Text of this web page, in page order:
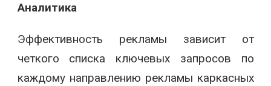
Аналитика
Эффективность рекламы зависит от
четкого списка ключевых запросов по
каждому направлению рекламы каркасных